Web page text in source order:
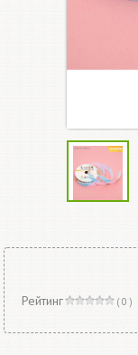
Рейтинг ( 0 )